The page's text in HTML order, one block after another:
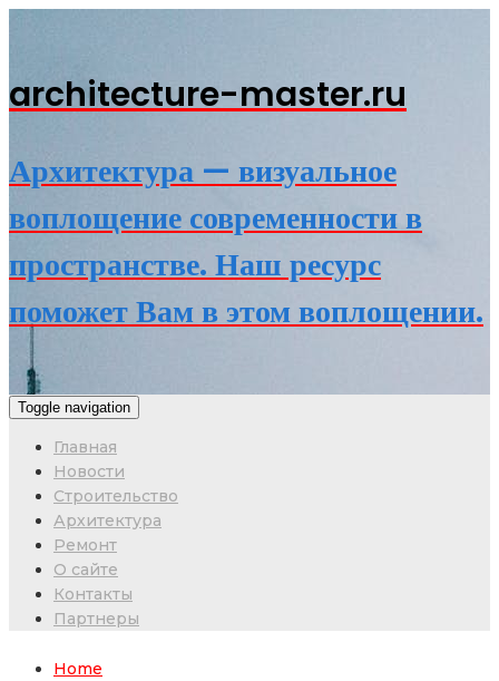
architecture-master.ru
Архитектура — визуальное
воплощение современности в
пространстве. Наш ресурс
поможет Вам в этом воплощении.
Toggle navigation
Главная
Новости
Строительство
Архитектура
Ремонт
О сайте
Контакты
Партнеры
Home